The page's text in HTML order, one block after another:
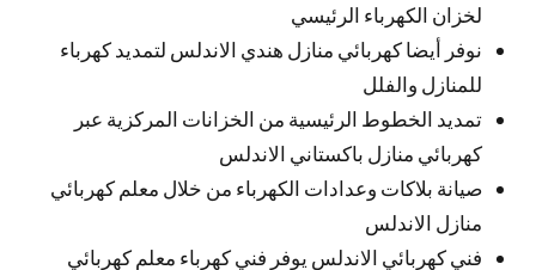
لخزان الكهرباء الرئيسي
نوفر أيضا كهربائي منازل هندي الاندلس لتمديد كهرباء
للمنازل والفلل
تمديد الخطوط الرئيسية من الخزانات المركزية عبر
كهربائي منازل باكستاني الاندلس
صيانة بلاكات وعدادات الكهرباء من خلال معلم كهربائي
منازل الاندلس
فني كهربائي الاندلس يوفر فني كهرباء معلم كهربائي